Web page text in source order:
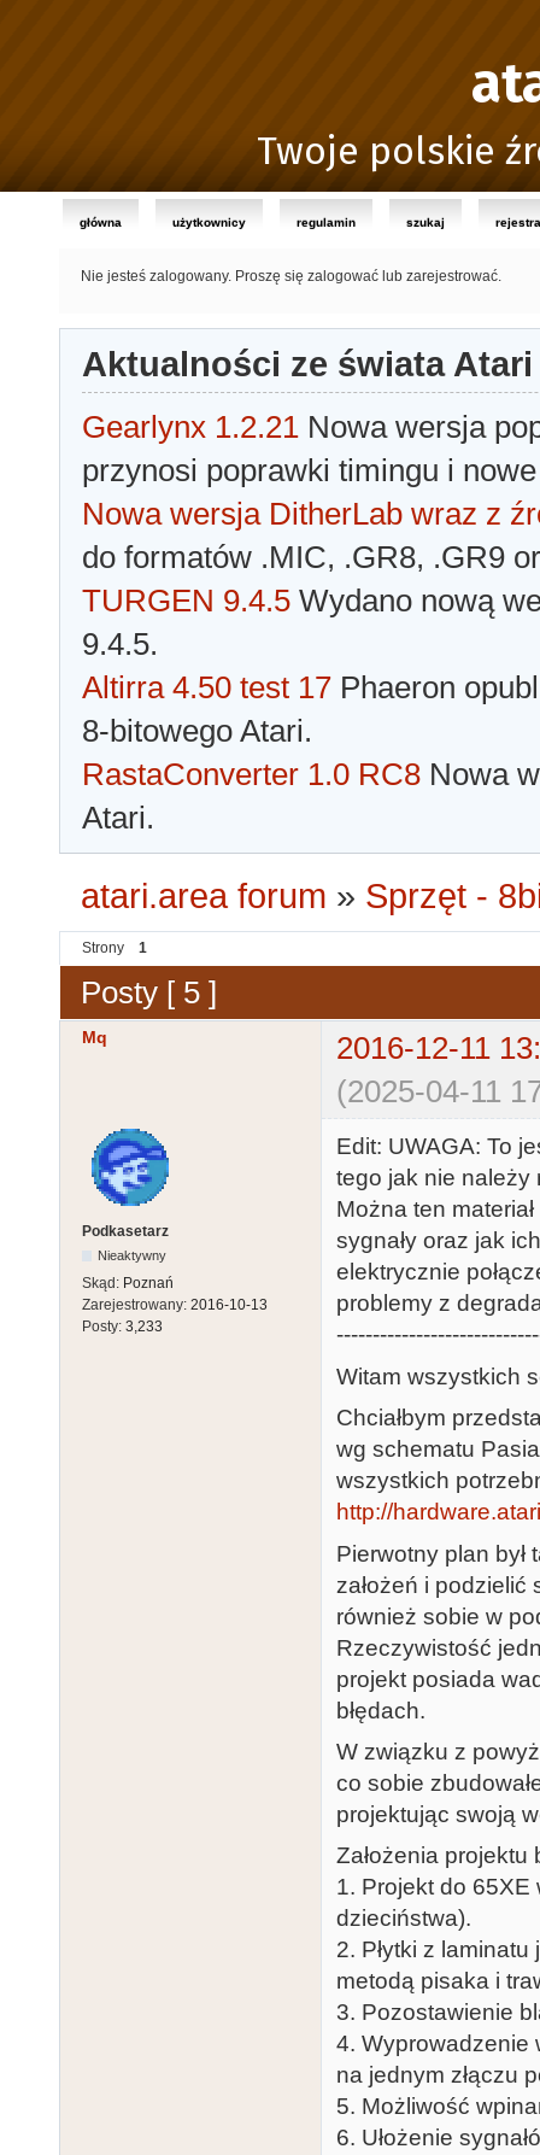
Twoje polskie
główna użytkownicy regulamin szukaj
Nie jesteś zalogowany. Proszę się zalogować lub zarejestrować.
Aktualności ze świata Atari
Gearlynx 1.2.21 Nowa wersja
przynosi poprawki timingu i
Nowa wersja DitherLab wraz z
do formatów .MIC, .GR8, .GR9
TURGEN 9.4.5 Wydano nową
9.4.5.
Altirra 4.50 test 17 Phaeron
8-bitowego Atari.
RastaConverter 1.0 RC8 Nowa
Atari.
atari.area forum » Sprzęt -
Strony 1
Posty [ 5 ]
Mq
2016-12-11
(2025-04-11
Podkasetarz
Nieaktywny
Skąd: Poznań
Zarejestrowany: 2016-10-13
Posty: 3,233
Edit: UWAGA: To
tego jak nie należy
Można ten
sygnały oraz jak
elektrycznie
problemy z
Witam wszystkich
Chciałbym
wg schematu
wszystkich
http://
Pierwotny plan był
założeń i
również sobie w
Rzeczywistość
projekt posiada
błędach.
W związku z
co sobie
projektując swoją
Założenia projektu
1. Projekt do 65XE
dzieciństwa).
2. Płytki z
metodą pisaka i
3. Pozostawienie
4. Wyprowadzenie
na jednym złączu
5. Możliwość
6. Ułożenie